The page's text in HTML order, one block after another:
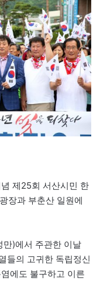
제25회 서산시민 한
장과 부춘산 일원에
만)에서 주관한 이날
들의 고귀한 독립정신
에도 불구하고 이른